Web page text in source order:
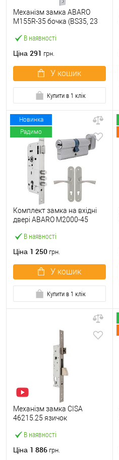
В наявності
Механізм замка ABARO
M155R-35 бочка (BS35, 23
Ціна 291 грн.
У кошик
Купити в 1 клік
Новинка
Радимо
В наявності
Комплект замка на вхідні
двері ABARO M2000-45
B100 60T і ручками KEDR
Ціна 1 250 грн.
У кошик
Купити в 1 клік
В наявності
Механізм замка CISA
46215.25 язичок
нержавіюча сталь
Ціна 1 886 грн.